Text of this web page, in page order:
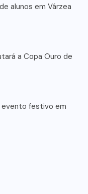
alunos em Várzea
a Copa Ouro de
evento festivo em